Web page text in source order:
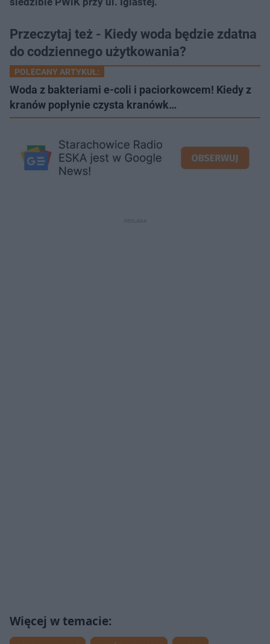
Przeczytaj też - Kiedy woda będzie zdatna
do codziennego użytkowania?
POLECANY ARTYKUŁ:
Woda z bakteriami e-coli i paciorkowcem! Kiedy z
kranów popłynie czysta kranówk…